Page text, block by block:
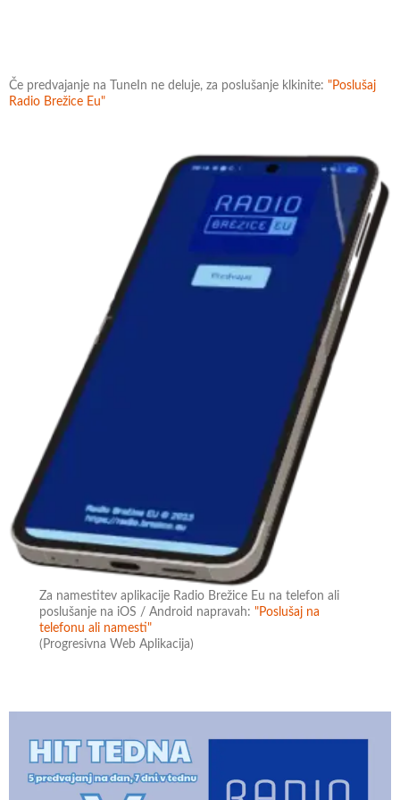
Če predvajanje na TuneIn ne deluje, za poslušanje klkinite: "Poslušaj
Radio Brežice Eu"
Za namestitev aplikacije Radio Brežice Eu na telefon ali
poslušanje na iOS / Android napravah:"Poslušaj na
telefonu ali namesti"
(Progresivna Web Aplikacija)